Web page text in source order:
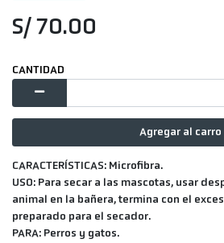
S/ 70.00
CANTIDAD
Agregar al carro
CARACTERÍSTICAS: Microfibra.
USO: Para secar a las mascotas, usar
animal en la bañera, termina con el
preparado para el secador.
PARA: Perros y gatos.